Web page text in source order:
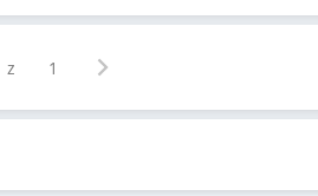
z 1 Następna strona